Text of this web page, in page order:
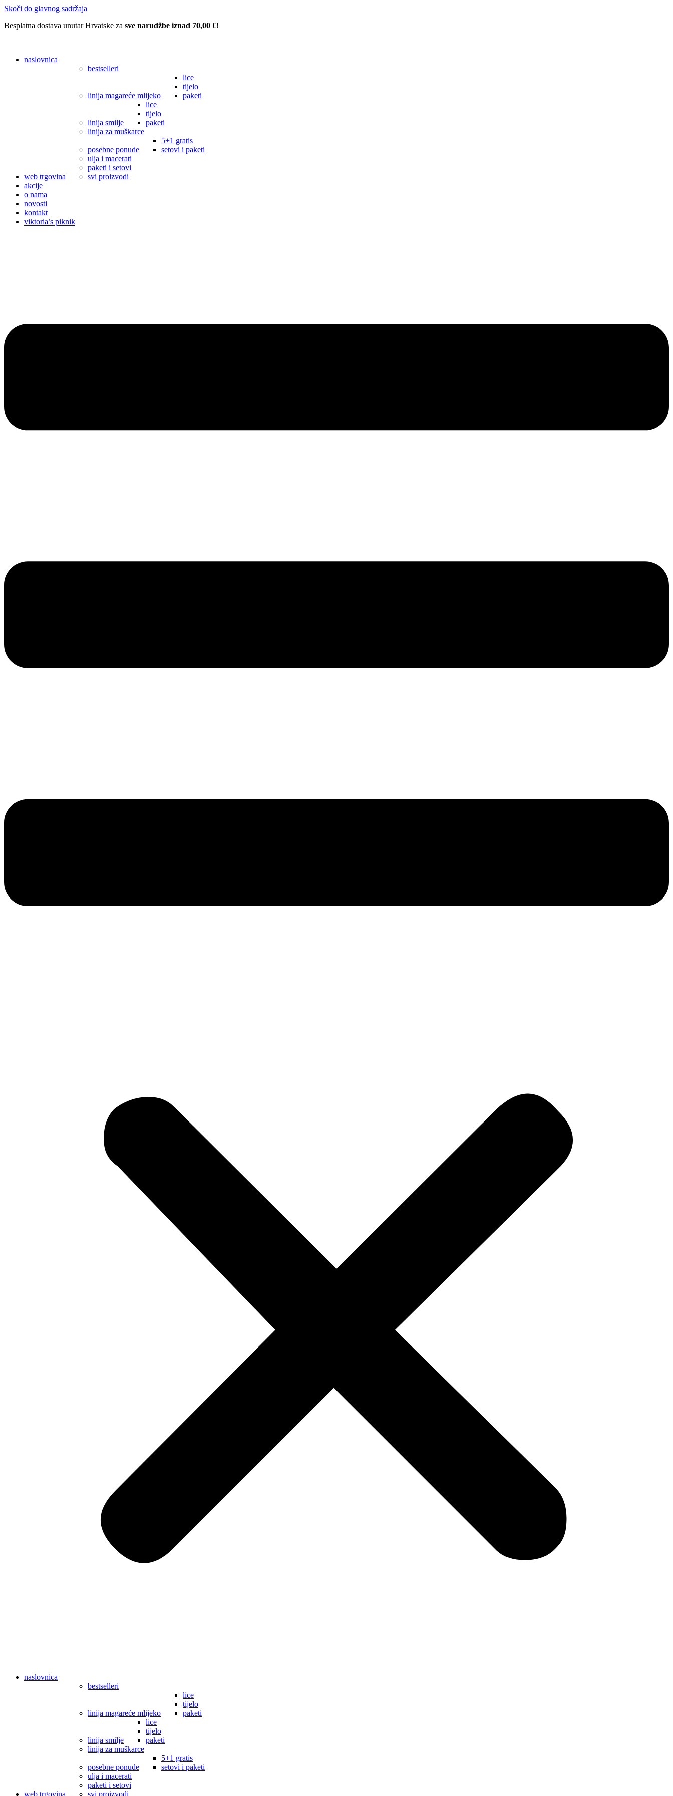
Skoči do glavnog sadržaja
Besplatna dostava unutar Hrvatske za sve narudžbe iznad 70,00 €!
naslovnica
web trgovina
bestselleri
linija magareće mlijeko
lice
tijelo
paketi
linija smilje
lice
tijelo
paketi
linija za muškarce
posebne ponude
5+1 gratis
setovi i paketi
ulja i macerati
paketi i setovi
svi proizvodi
akcije
o nama
novosti
kontakt
viktoria’s piknik
naslovnica
web trgovina
bestselleri
linija magareće mlijeko
lice
tijelo
paketi
linija smilje
lice
tijelo
paketi
linija za muškarce
posebne ponude
5+1 gratis
setovi i paketi
ulja i macerati
paketi i setovi
svi proizvodi